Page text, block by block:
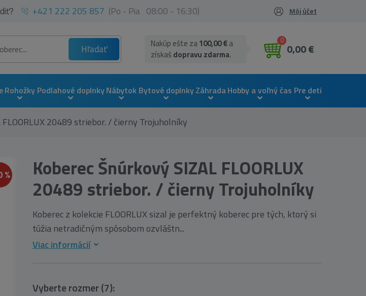
+421 222 205 857 (Po - Pia 08:00 - 16:30) Môj účet
Hľadať
0
0,00 €
Nakúp ešte za100,00 €a
získaš dopravu zdarma.
Rohožky Podlahové doplnkyNábytok Bytové doplnkyZáhradaHobby a voľný čas Pre deti
20489 striebor. / čierny Trojuholníky
% Koberec Šnúrkový SIZAL FLOORLUX
20489 striebor. / čierny Trojuholníky
Koberec z kolekcie FLOORLUX sizal je perfektný koberec pre tých, ktorý si
túžia netradičným spôsobom ozvláštn...
Viac informácií
Vyberte rozmer (7):